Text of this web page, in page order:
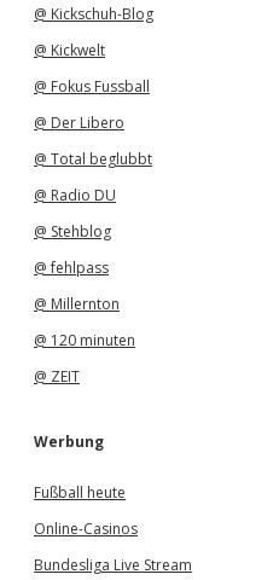
@ Kickschuh-Blog
@ Kickwelt
@ Fokus Fussball
@ Der Libero
@ Total beglubbt
@ Radio DU
@ Stehblog
@ fehlpass
@ Millernton
@ 120 minuten
@ ZEIT
Werbung
Fußball heute
Online-Casinos
Bundesliga Live Stream